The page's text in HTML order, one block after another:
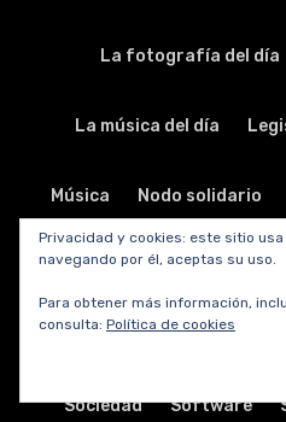
La fotografía del día
La música del día
Música Nodo solidario
Política Publicidad
Religión Salud
Sociedad Software
Privacidad y cookies: este sitio
navegando por él, aceptas su uso.
Para obtener más información,
consulta: Política de cookies